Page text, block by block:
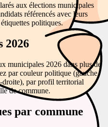
aux élections municipales
référencés avec leurs
politiques.
2026
municipales 2026 dans plus de
par couleur politique (gauche,
droite), par profil territorial
de commune.
par commune